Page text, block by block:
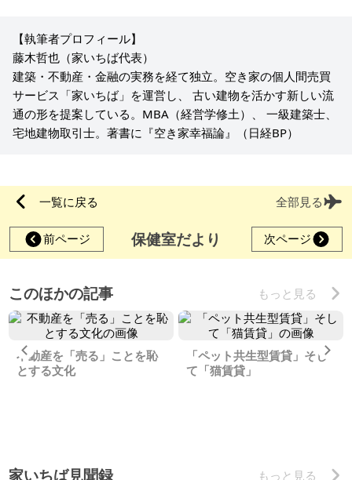
【執筆者プロフィール】
藤木哲也（家いちば代表）
建築・不動産・金融の実務を経て独立。空き家の個人間売買
サービス「家いちば」を運営し、 古い建物を活かす新しい流
通の形を提案している。MBA（経営学修土）、 一級建築士、
宅地建物取引士。著書に『空き家幸福論』（日経BP）
一覧に戻る 全部見る
前ページ 保健室だより 次ページ
このほかの記事 もっと見る
Previous
不動産を「売る」ことを恥
とする文化
「ペット共生型賃貸」そし
て「猫賃貸」
家いちば見聞録 もっと見る